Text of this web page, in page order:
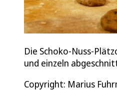
Die Schoko-Nuss-
und einzeln
Copyright: Marius